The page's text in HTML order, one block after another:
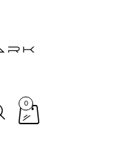
0